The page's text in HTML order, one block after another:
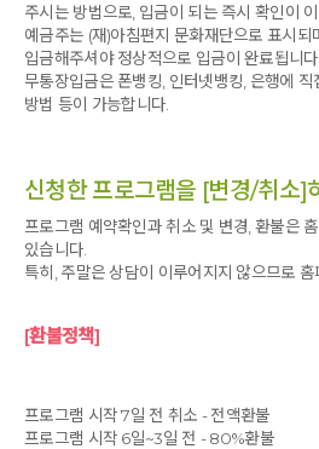
주시는 방법으로, 입금이 되는 즉시 확인이
예금주는 (재)아침편지 문화재단으로 표시되
입금해주셔야 정상적으로 입금이 완료됩니다.
무통장입금은 폰뱅킹, 인터넷뱅킹, 은행에
방법 등이 가능합니다.
신청한 프로그램을 [변경/취소]
프로그램 예약확인과 취소 및 변경, 환불은
있습니다.
특히, 주말은 상담이 이루어지지 않으므로
[환불정책]
프로그램 시작 7일 전 취소 - 전액환불
프로그램 시작 6일~3일 전 - 80%환불